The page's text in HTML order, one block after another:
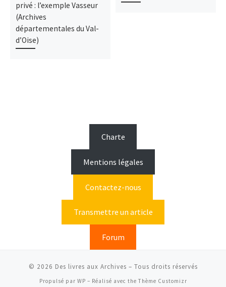
privé : l’exemple Vasseur
(Archives
départementales du Val-
d’Oise)
Charte
Mentions légales
Contactez-nous
Transmettre un article
Forum
© 2026 Des livres aux Archives – Tous droits réservés
Propulsé par WP – Réalisé avec the Thème Customizr